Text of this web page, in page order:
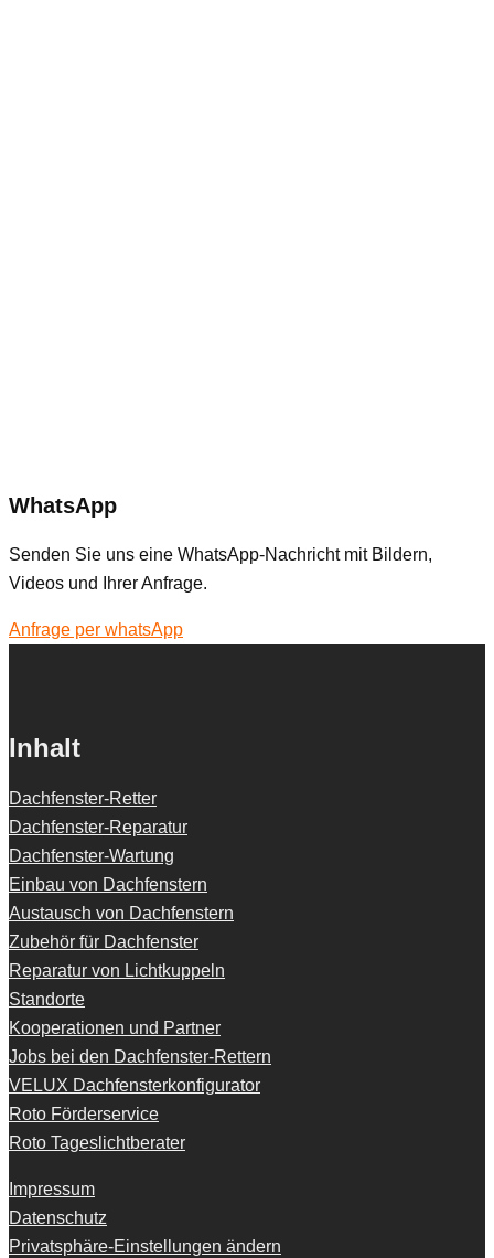
WhatsApp
Senden Sie uns eine WhatsApp-Nachricht mit Bildern,
Videos und Ihrer Anfrage.
Anfrage per whatsApp
Inhalt
Dachfenster-Retter
Dachfenster-Reparatur
Dachfenster-Wartung
Einbau von Dachfenstern
Austausch von Dachfenstern
Zubehör für Dachfenster
Reparatur von Lichtkuppeln
Standorte
Kooperationen und Partner
Jobs bei den Dachfenster-Rettern
VELUX Dachfensterkonfigurator
Roto Förderservice
Roto Tageslichtberater
Impressum
Datenschutz
Privatsphäre-Einstellungen ändern